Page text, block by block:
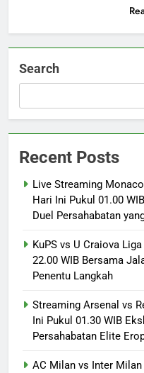
Search
Recent Posts
Live Streaming
Hari Ini Pukul 01.00
Duel Persahabatan
KuPS vs U Craiova
22.00 WIB Bersama
Penentu Langkah
Streaming Arsenal vs
Ini Pukul 01.30 WIB
Persahabatan Elite
AC Milan vs Inter Milan